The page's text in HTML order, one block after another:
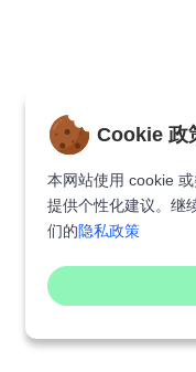
Cookie 政
本网站使用 cookie
提供个性化建议。继
们的隐私政策